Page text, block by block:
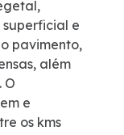
e
pavimento,
além
O
e
os kms